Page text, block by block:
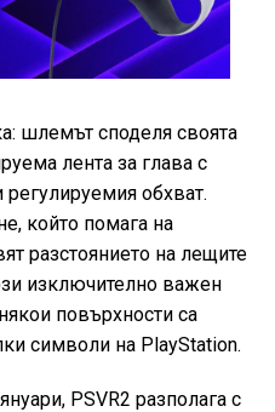
шлемът споделя своята
лента за глава с
регулируемия обхват.
който помага на
разстоянието на лещите
изключително важен
повърхности са
символи на PlayStation.
PSVR2 разполага с